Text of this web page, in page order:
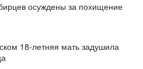
осуждены за похищение
18-летняя мать задушила